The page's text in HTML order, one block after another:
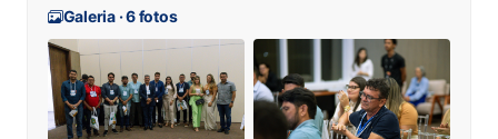
Galeria · 6 fotos